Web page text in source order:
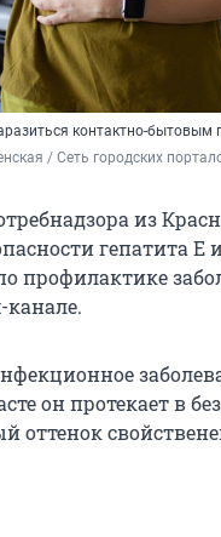
контактно-бытовым
/ Сеть городских
из
гепатита Е
профилактике
канале.
он протекает в
оттенок